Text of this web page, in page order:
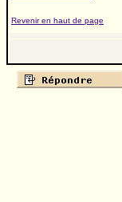
Revenir en haut de page